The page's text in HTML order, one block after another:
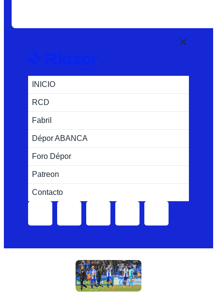
INICIO
RCD
Fabril
Dépor ABANCA
Foro Dépor
Patreon
Contacto